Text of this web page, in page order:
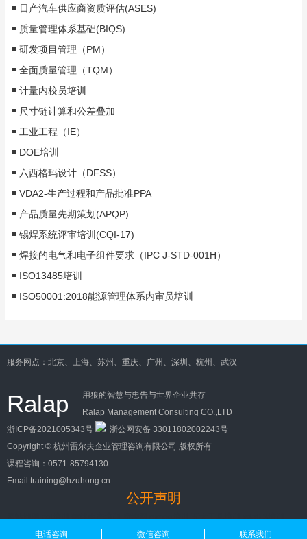
日产汽车供应商资质评估(ASES)
质量管理体系基础(BIQS)
研发项目管理（PM）
全面质量管理（TQM）
计量内校员培训
尺寸链计算和公差叠加
工业工程（IE）
DOE培训
六西格玛设计（DFSS）
VDA2-生产过程和产品批准PPA
产品质量先期策划(APQP)
锡焊系统评审培训(CQI-17)
焊接的电气和电子组件要求（IPC J-STD-001H）
ISO13485培训
ISO50001:2018能源管理体系内审员培训
服务网点：北京、上海、苏州、重庆、广州、深圳、杭州、武汉
Ralap
用狼的智慧与忠告与世界企业共存
Ralap Management Consulting CO.,LTD
浙ICP备2021005343号
浙公网安备 33011802002243号
Copyright © 杭州雷尔夫企业管理咨询有限公司 版权所有
课程咨询： 0571-85794130
Email:training@hzuhong.cn
公开声明
网站地图 cqi培训 精益生产培训 质控网 mmog培训 五大工具培训 vda6.3培训
pmc培训 百度地图
电话咨询 微信咨询 联系我们